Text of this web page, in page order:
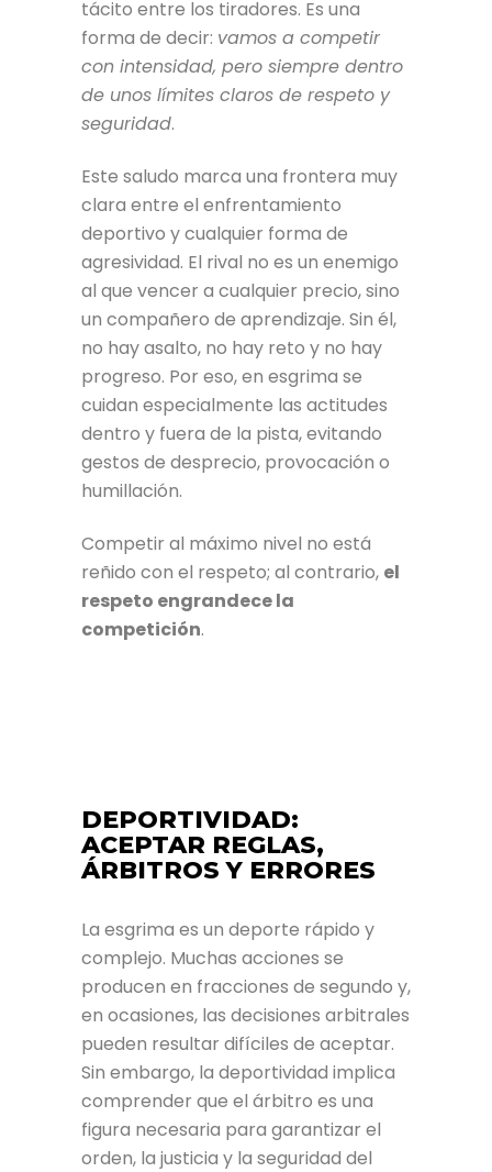
tácito entre los tiradores. Es una
forma de decir: vamos a competir
con intensidad, pero siempre dentro
de unos límites claros de respeto y
seguridad.
Este saludo marca una frontera muy
clara entre el enfrentamiento
deportivo y cualquier forma de
agresividad. El rival no es un enemigo
al que vencer a cualquier precio, sino
un compañero de aprendizaje. Sin él,
no hay asalto, no hay reto y no hay
progreso. Por eso, en esgrima se
cuidan especialmente las actitudes
dentro y fuera de la pista, evitando
gestos de desprecio, provocación o
humillación.
Competir al máximo nivel no está
reñido con el respeto; al contrario, el
respeto engrandece la
competición.
DEPORTIVIDAD:
ACEPTAR REGLAS,
ÁRBITROS Y ERRORES
La esgrima es un deporte rápido y
complejo. Muchas acciones se
producen en fracciones de segundo y,
en ocasiones, las decisiones arbitrales
pueden resultar difíciles de aceptar.
Sin embargo, la deportividad implica
comprender que el árbitro es una
figura necesaria para garantizar el
orden, la justicia y la seguridad del